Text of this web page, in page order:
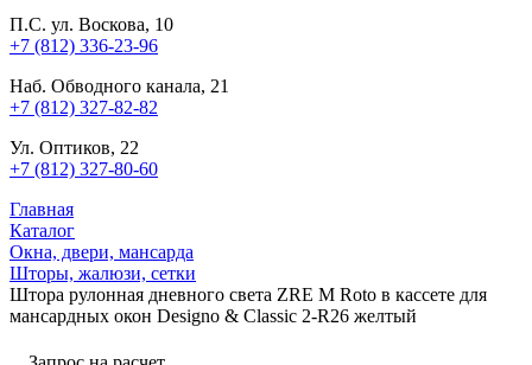
П.С. ул. Воскова, 10
+7 (812) 336-23-96
Наб. Обводного канала, 21
+7 (812) 327-82-82
Ул. Оптиков, 22
+7 (812) 327-80-60
Главная
Каталог
Окна, двери, мансарда
Шторы, жалюзи, сетки
Штора рулонная дневного света ZRE M Roto в кассете для
мансардных окон Designo & Classic 2-R26 желтый